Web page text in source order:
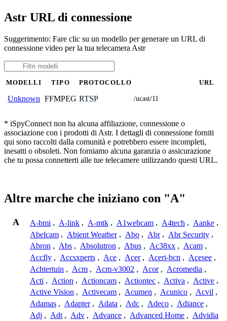
Astr URL di connessione
Suggerimento: Fare clic su un modello per generare un URL di
connessione video per la tua telecamera Astr
MODELLI TIPO PROTOCOLLO URL
Unknown FFMPEG RTSP /ucast/11
* iSpyConnect non ha alcuna affiliazione, connessione o
associazione con i prodotti di Astr. I dettagli di connessione forniti
qui sono raccolti dalla comunità e potrebbero essere incompleti,
inesatti o obsoleti. Non forniamo alcuna garanzia o assicurazione
che tu possa connetterti alle tue telecamere utilizzando questi URL.
Altre marche che iniziano con "A"
A A-bmi , A-link , A-mtk , A1webcam , A4tech , Aanke ,
Abelcam , Abient Weather , Abo , Abr , Abr Security ,
Abron , Abs , Absolutron , Abus , Ac38xx , Acam ,
Accfly , Accsxperts , Ace , Acer , Aceri-bcn , Acesee ,
Achtertuin , Acm , Acm-v3002 , Acor , Acromedia ,
Acti , Action , Actioncam , Actiontec , Activa , Active ,
Active Vision , Activecam , Acumen , Acunico , Acvil ,
Adamas , Adapter , Adata , Adc , Adeco , Adiance ,
Adj , Adt , Adv , Advance , Advanced Home , Advidia